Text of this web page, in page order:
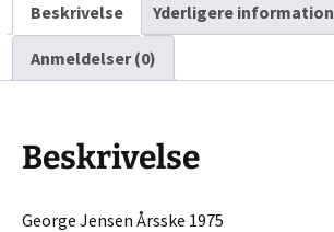
Beskrivelse Yderligere information
Anmeldelser (0)
Beskrivelse
George Jensen Årsske 1975